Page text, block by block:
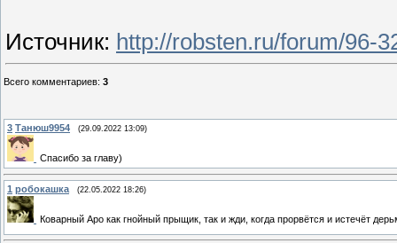
Источник: http://robsten.ru/forum/96-
Всего комментариев: 3
3 Танюш9954 (29.09.2022 13:09)
Спасибо за главу)
1 робокашка (22.05.2022 18:26)
Коварный Аро как гнойный прыщик, так и жди, когда прорвётся и истечёт